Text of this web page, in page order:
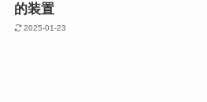
的装置
2025-01-23